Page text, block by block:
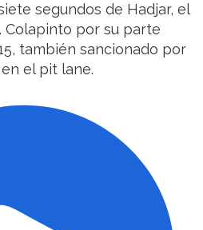
segundos de Hadjar, el
Colapinto por su parte
también sancionado por
el pit lane.